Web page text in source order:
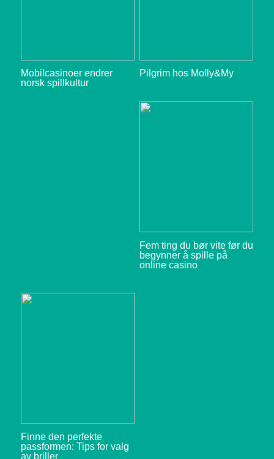
Mobilcasinoer endrer
norsk spillkultur
Pilgrim hos Molly&My
Fem ting du bør vite før du
begynner å spille på
online casino
Finne den perfekte
passformen: Tips for valg
av briller